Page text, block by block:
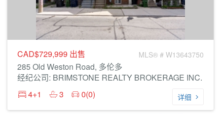
CAD$729,999 出售 MLS® # W13643750
285 Old Weston Road, 多伦多
经纪公司: BRIMSTONE REALTY BROKERAGE INC.
4+1
3 0(0) 详细